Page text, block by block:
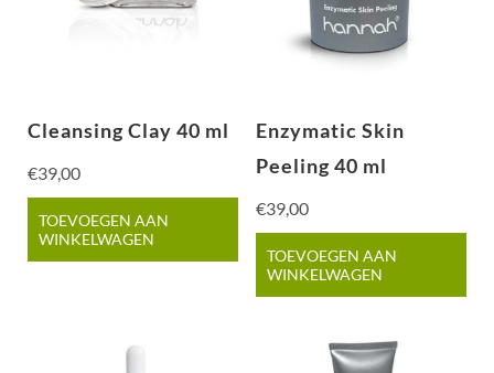
Cleansing Clay 40 ml
€39,00
TOEVOEGEN AAN
WINKELWAGEN
Enzymatic Skin
Peeling 40 ml
€39,00
TOEVOEGEN AAN
WINKELWAGEN